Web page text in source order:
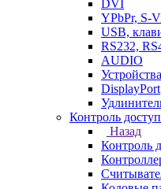
DVI
YPbPr, S-
USB,
RS232,
AUDIO
DisplayPort
Контроль
Назад
Контроль